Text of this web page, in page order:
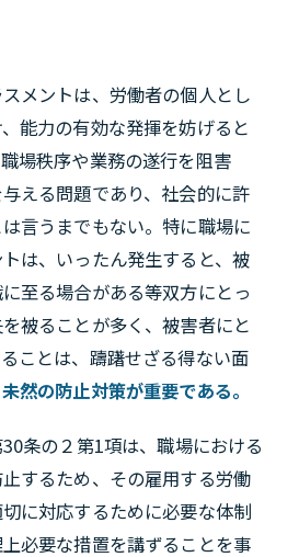
メントは、労働者の個人とし
能力の有効な発揮を妨げると
場秩序や業務の遂行を阻害
える問題であり、社会的に許
言うまでもない。特に職場に
は、いったん発生すると、被
至る場合がある等双方にとっ
被ることが多く、被害者にと
ことは、躊躇せざる得ない面
未然の防止対策が重要である。
条の２第1項は、職場における
するため、その雇用する労働
に対応するために必要な体制
必要な措置を講ずることを事